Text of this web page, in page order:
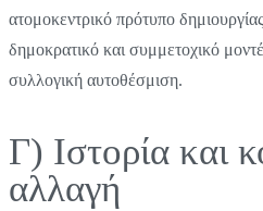
ατομοκεντρικό πρότυπο
δημοκρατικό και συμμετοχικό
συλλογική αυτοθέσμιση.
Γ) Ιστορία και
αλλαγή